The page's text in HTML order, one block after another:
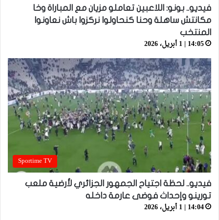
فيديو.. بونو: اللاعبين تعاملو مزيان مع المباراة وخا
مكانتش ساهلة وحنا كنحاولوا نركزوا باش نعاونوا
المنتخب
14:05 | 1 أبريل، 2026
Sportime TV
فيديو.. لحظة اجتياح الجمهور الجزائري لأرضية ملعب
تورينو وإحداث فوضى عارمة داخله
14:04 | 1 أبريل، 2026